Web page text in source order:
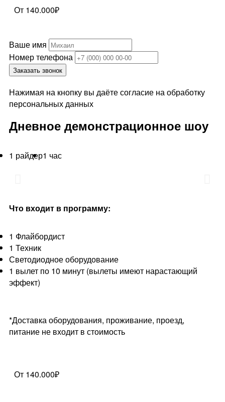
От 140.000₽
Ваше имя
Номер телефона
Заказать звонок
Нажимая на кнопку вы даёте согласие на обработку
персональных данных
Дневное демонстрационное шоу
1 райдер1 час
Что входит в программу:
1 Флайбордист
1 Техник
Светодиодное оборудование
1 вылет по 10 минут (вылеты имеют нарастающий
эффект)
*Доставка оборудования, проживание, проезд,
питание не входит в стоимость
От 140.000₽